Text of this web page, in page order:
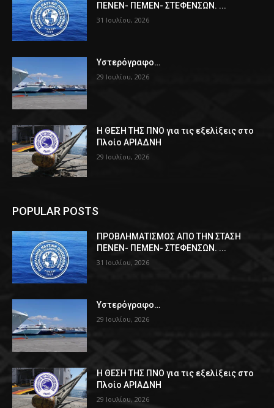
ΠΕΝΕΝ- ΠΕΜΕΝ- ΣΤΕΦΕΝΣΩΝ. ...
31 Ιουλίου, 2026
Υστερόγραφο…
29 Ιουλίου, 2026
Η ΘΕΣΗ ΤΗΣ ΠΝΟ για τις εξελίξεις στο
Πλοίο ΑΡΙΑΔΝΗ
29 Ιουλίου, 2026
POPULAR POSTS
ΠPOΒΛΗΜΑΤΙΣΜΟΣ ΑΠΟ ΤΗΝ ΣΤΑΣΗ
ΠΕΝΕΝ- ΠΕΜΕΝ- ΣΤΕΦΕΝΣΩΝ. ...
31 Ιουλίου, 2026
Υστερόγραφο…
29 Ιουλίου, 2026
Η ΘΕΣΗ ΤΗΣ ΠΝΟ για τις εξελίξεις στο
Πλοίο ΑΡΙΑΔΝΗ
29 Ιουλίου, 2026